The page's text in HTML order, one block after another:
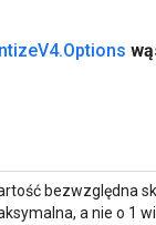
V4.Options
bezwzględna
a nie o 1